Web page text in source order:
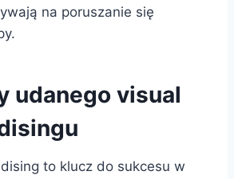
na poruszanie się
udanego visual
to klucz do sukcesu w